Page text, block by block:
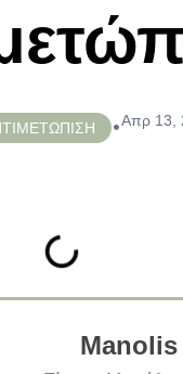
•Απρ 13,
Manolis